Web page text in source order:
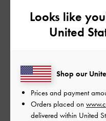
とて
もっと見る
Looks like
United
Shop our
Prices and payment
Orders placed on
delivered within United